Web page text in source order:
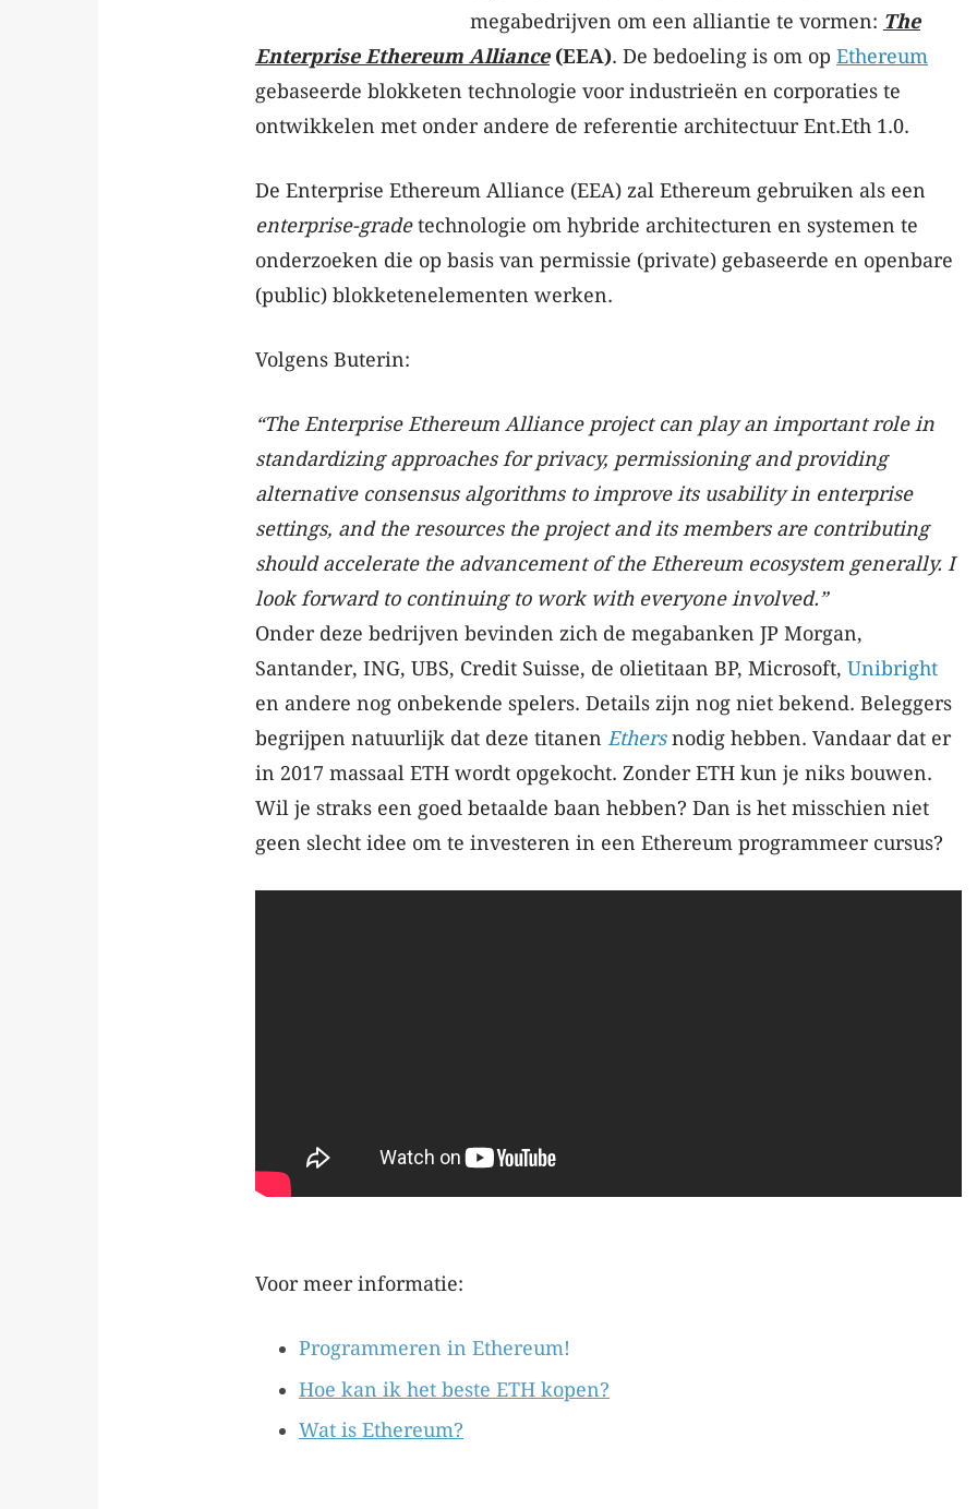
megabedrijven om een alliantie te vormen: The
Enterprise Ethereum Alliance (EEA). De bedoeling is om op Ethereum
gebaseerde blokketen technologie voor industrieën en corporaties te
ontwikkelen met onder andere de referentie architectuur Ent.Eth 1.0.
De Enterprise Ethereum Alliance (EEA) zal Ethereum gebruiken als een
enterprise-gradetechnologie om hybride architecturen en systemen te
onderzoeken die op basis van permissie (private) gebaseerde en openbare
(public) blokketenelementen werken.
Volgens Buterin:
“The Enterprise Ethereum Alliance project can play an important role in
standardizing approaches for privacy, permissioning and providing
alternative consensus algorithms to improve its usability in enterprise
settings, and the resources the project and its members are contributing
should accelerate the advancement of the Ethereum ecosystem generally. I
look forward to continuing to work with everyone involved.”
Onder deze bedrijven bevinden zich de megabanken JP Morgan,
Santander, ING, UBS, Credit Suisse, de olietitaan BP, Microsoft, Unibright
en andere nog onbekende spelers. Details zijn nog niet bekend. Beleggers
begrijpen natuurlijk dat deze titanen Ethersnodig hebben. Vandaar dat er
in 2017 massaal ETH wordt opgekocht. Zonder ETH kun je niks bouwen.
Wil je straks een goed betaalde baan hebben? Dan is het misschien niet
geen slecht idee om te investeren in een Ethereum programmeer cursus?
Voor meer informatie:
Programmeren in Ethereum!
Hoe kan ik het beste ETH kopen?
Wat is Ethereum?